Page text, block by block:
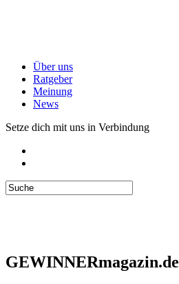
Über uns
Ratgeber
Meinung
News
Setze dich mit uns in Verbindung
GEWINNERmagazin.de